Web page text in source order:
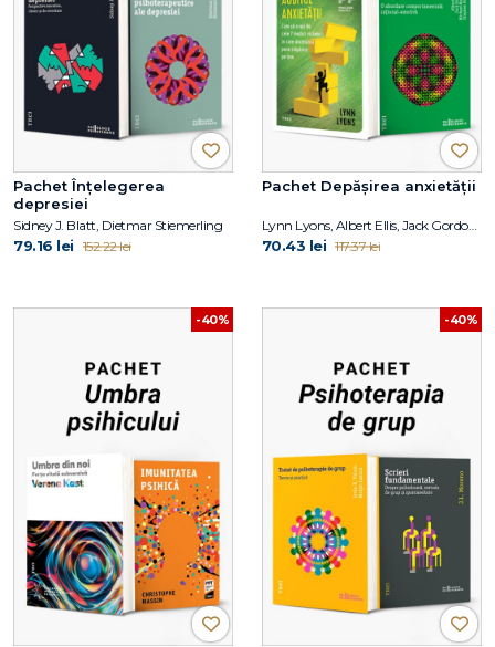
Pachet Înțelegerea
depresiei
Sidney J. Blatt, Dietmar Stiemerling
79.16 lei 152.22 lei
Pachet Depășirea anxietății
Lynn Lyons, Albert Ellis, Jack Gordon, Michael Neenan, Stephen Palmer
70.43 lei 117.37 lei
-40% -40%